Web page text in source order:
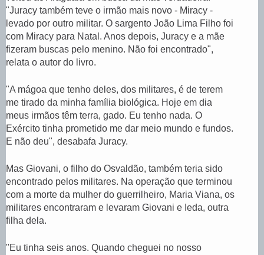
o
"Juracy também teve o irmão mais novo - Miracy -
levado por outro militar. O sargento João Lima Filho foi
com Miracy para Natal. Anos depois, Juracy e a mãe
fizeram buscas pelo menino. Não foi encontrado",
relata o autor do livro.
"A mágoa que tenho deles, dos militares, é de terem
me tirado da minha família biológica. Hoje em dia
meus irmãos têm terra, gado. Eu tenho nada. O
Exército tinha prometido me dar meio mundo e fundos.
E não deu", desabafa Juracy.
Mas Giovani, o filho do Osvaldão, também teria sido
encontrado pelos militares. Na operação que terminou
com a morte da mulher do guerrilheiro, Maria Viana, os
militares encontraram e levaram Giovani e Ieda, outra
filha dela.
"Eu tinha seis anos. Quando cheguei no nosso